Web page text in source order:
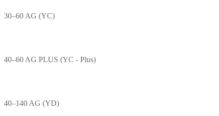
30–60 AG (YC)
40–60 AG PLUS (YC - Plus)
40–140 AG (YD)